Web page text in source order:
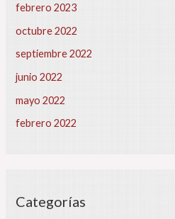
febrero 2023
octubre 2022
septiembre 2022
junio 2022
mayo 2022
febrero 2022
Categorías